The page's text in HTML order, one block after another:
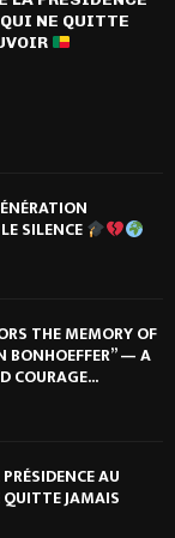
NE QUITTE
SILENCE
THE MEMORY OF
BONHOEFFER” — A
COURAGE...
AU
JAMAIS